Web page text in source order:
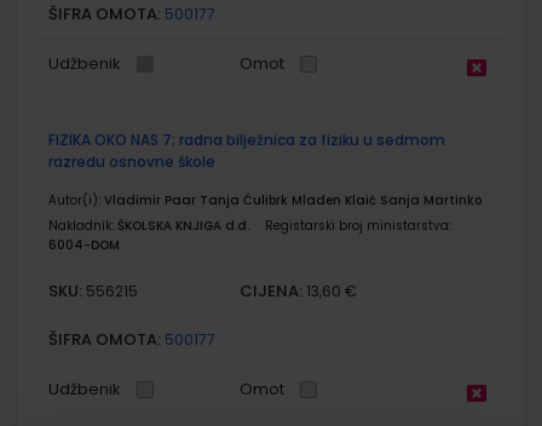
ŠIFRA OMOTA: 500177
Udžbenik Omot
FIZIKA OKO NAS 7; radna bilježnica za fiziku u sedmom
razredu osnovne škole
Autor(i): Vladimir Paar Tanja Ćulibrk Mladen Klaić Sanja Martinko
Nakladnik: ŠKOLSKA KNJIGA d.d.
Registarski broj ministarstva:
6004-DOM
SKU: 556215 CIJENA: 13,60 €
ŠIFRA OMOTA: 500177
Udžbenik Omot